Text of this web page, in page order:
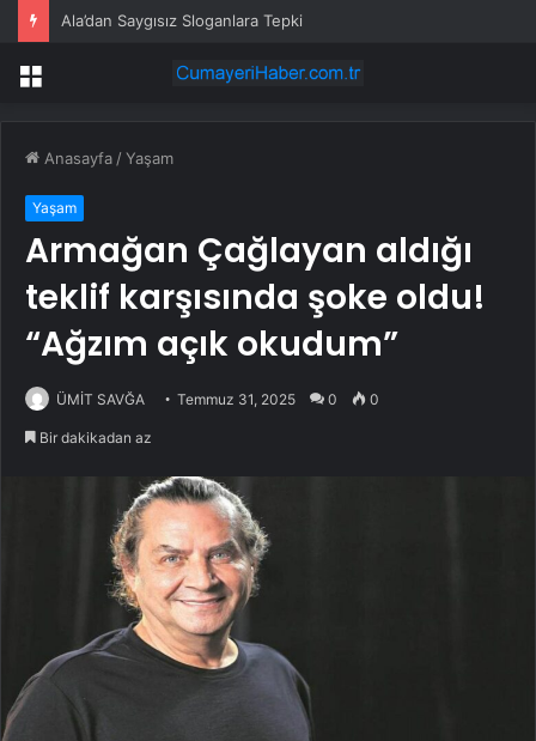
Ala’dan Saygısız Sloganlara Tepki
Menü
Anasayfa /Yaşam
Yaşam
Armağan Çağlayan aldığı
teklif karşısında şoke oldu!
“Ağzım açık okudum”
ÜMİT SAVĞA Temmuz 31, 2025 0 0
Bir dakikadan az